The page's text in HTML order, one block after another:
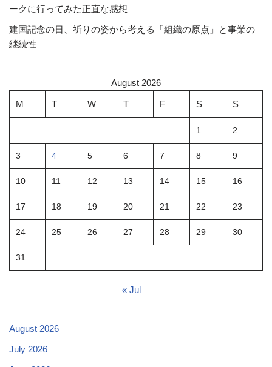
ークに行ってみた正直な感想
建国記念の日、祈りの姿から考える「組織の原点」と事業の
継続性
August 2026
M T W T F S S
1 2
3 4 5 6 7 8 9
10 11 12 13 14 15 16
17 18 19 20 21 22 23
24 25 26 27 28 29 30
31
« Jul
August 2026
July 2026